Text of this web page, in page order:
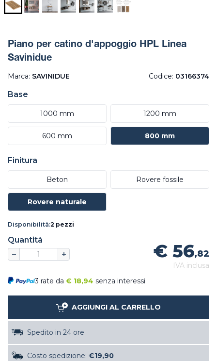
Piano per catino d'appoggio HPL Linea
Savinidue
Marca: SAVINIDUE Codice: 03166374
Base
1000 mm 1200 mm
600 mm 800 mm
Finitura
Beton Rovere fossile
Rovere naturale
Disponibilità:2 pezzi
Quantità
€ 56,82
IVA inclusa
3 rate da € 18,94 senza interessi
AGGIUNGI AL CARRELLO
Spedito in 24 ore
Costo spedizione: €19,90